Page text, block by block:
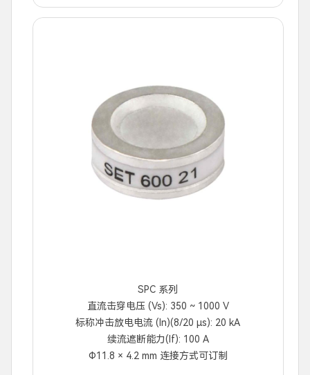
SPC 系列
直流击穿电压 (Vs): 350 ~ 1000 V
标称冲击放电电流 (In)(8/20 μs): 20 kA
续流遮断能力(If): 100 A
Φ11.8 × 4.2 mm 连接方式可订制